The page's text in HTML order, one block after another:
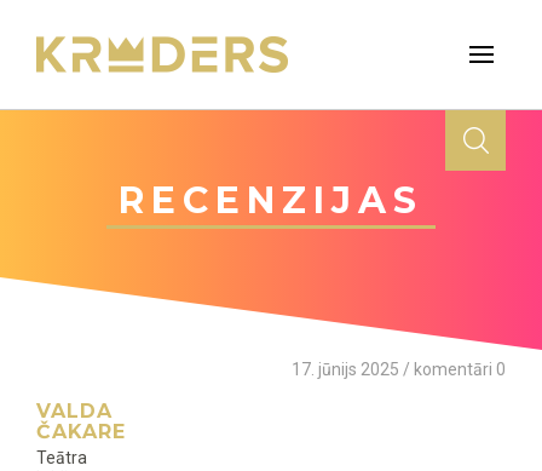
RECENZIJAS
17. jūnijs 2025 / komentāri 0
VALDA
ČAKARE
Teātra